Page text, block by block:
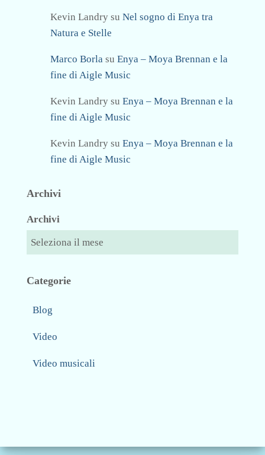
Kevin Landry su Nel sogno di Enya tra
Natura e Stelle
Marco Borla su Enya – Moya Brennan e la
fine di Aigle Music
Kevin Landry su Enya – Moya Brennan e la
fine di Aigle Music
Kevin Landry su Enya – Moya Brennan e la
fine di Aigle Music
Archivi
Archivi
Categorie
Blog
Video
Video musicali